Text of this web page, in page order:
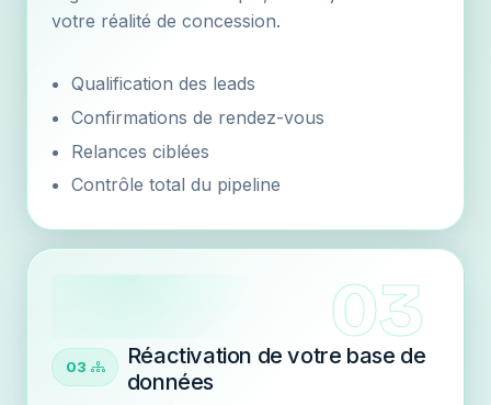
votre réalité de concession.
Qualification des leads
Confirmations de rendez-vous
Relances ciblées
Contrôle total du pipeline
03
Réactivation de votre base de
données